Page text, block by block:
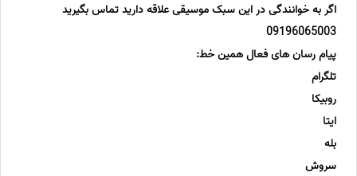
اگر به خوانندگی در این سبک موسیقی علاقه دارید تماس بگیرید
09196065003
پیام رسان های فعال همین خط:
تلگرام
روبیکا
ایتا
بله
سروش